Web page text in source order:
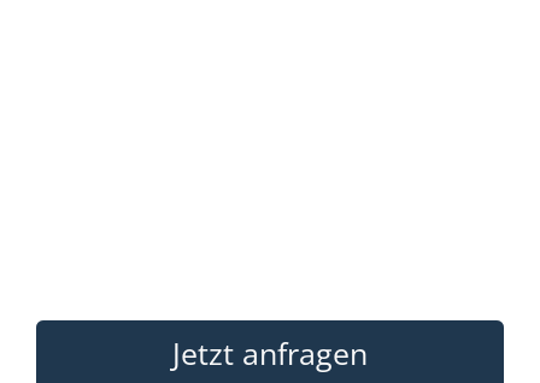
Jetzt anfragen